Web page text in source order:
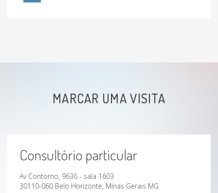
MARCAR UMA VISITA
Consultório particular
Av Contorno, 9636 - sala 1603
30110-060 Belo Horizonte, Minas Gerais MG